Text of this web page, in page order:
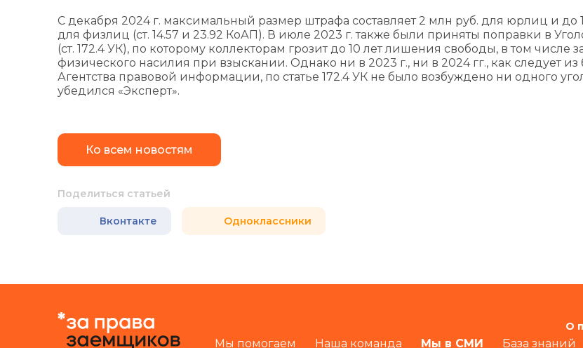
С декабря 2024 г. максимальный размер штрафа составляет 2 млн руб. для юрлиц и до
для физлиц (ст. 14.57 и 23.92 КоАП). В июле 2023 г. также были приняты поправки в
(ст. 172.4 УК), по которому коллекторам грозит до 10 лет лишения свободы, в том числе
физического насилия при взыскании. Однако ни в 2023 г., ни в 2024 гг., как следует
Агентства правовой информации, по статье 172.4 УК не было возбуждено ни одного
убедился «Эксперт».
Ко всем новостям
Поделиться статьей
Вконтакте Одноклассники
Мы помогаем Наша команда Мы в СМИ База знаний
О